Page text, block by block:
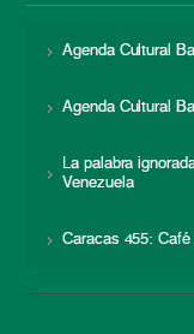
Agenda Cultural
Agenda Cultural
La palabra
Venezuela
Caracas 455: